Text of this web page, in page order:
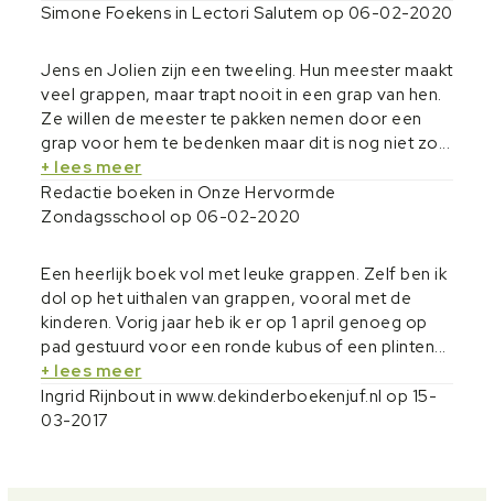
Simone Foekens in Lectori Salutem op 06-02-2020
Jens en Jolien zijn een tweeling. Hun meester maakt
veel grappen, maar trapt nooit in een grap van hen.
Ze willen de meester te pakken nemen door een
grap voor hem te bedenken maar dit is nog niet zo...
+ lees meer
Redactie boeken in Onze Hervormde
Zondagsschool op 06-02-2020
Een heerlijk boek vol met leuke grappen. Zelf ben ik
dol op het uithalen van grappen, vooral met de
kinderen. Vorig jaar heb ik er op 1 april genoeg op
pad gestuurd voor een ronde kubus of een plinten...
+ lees meer
Ingrid Rijnbout in www.dekinderboekenjuf.nl op 15-
03-2017